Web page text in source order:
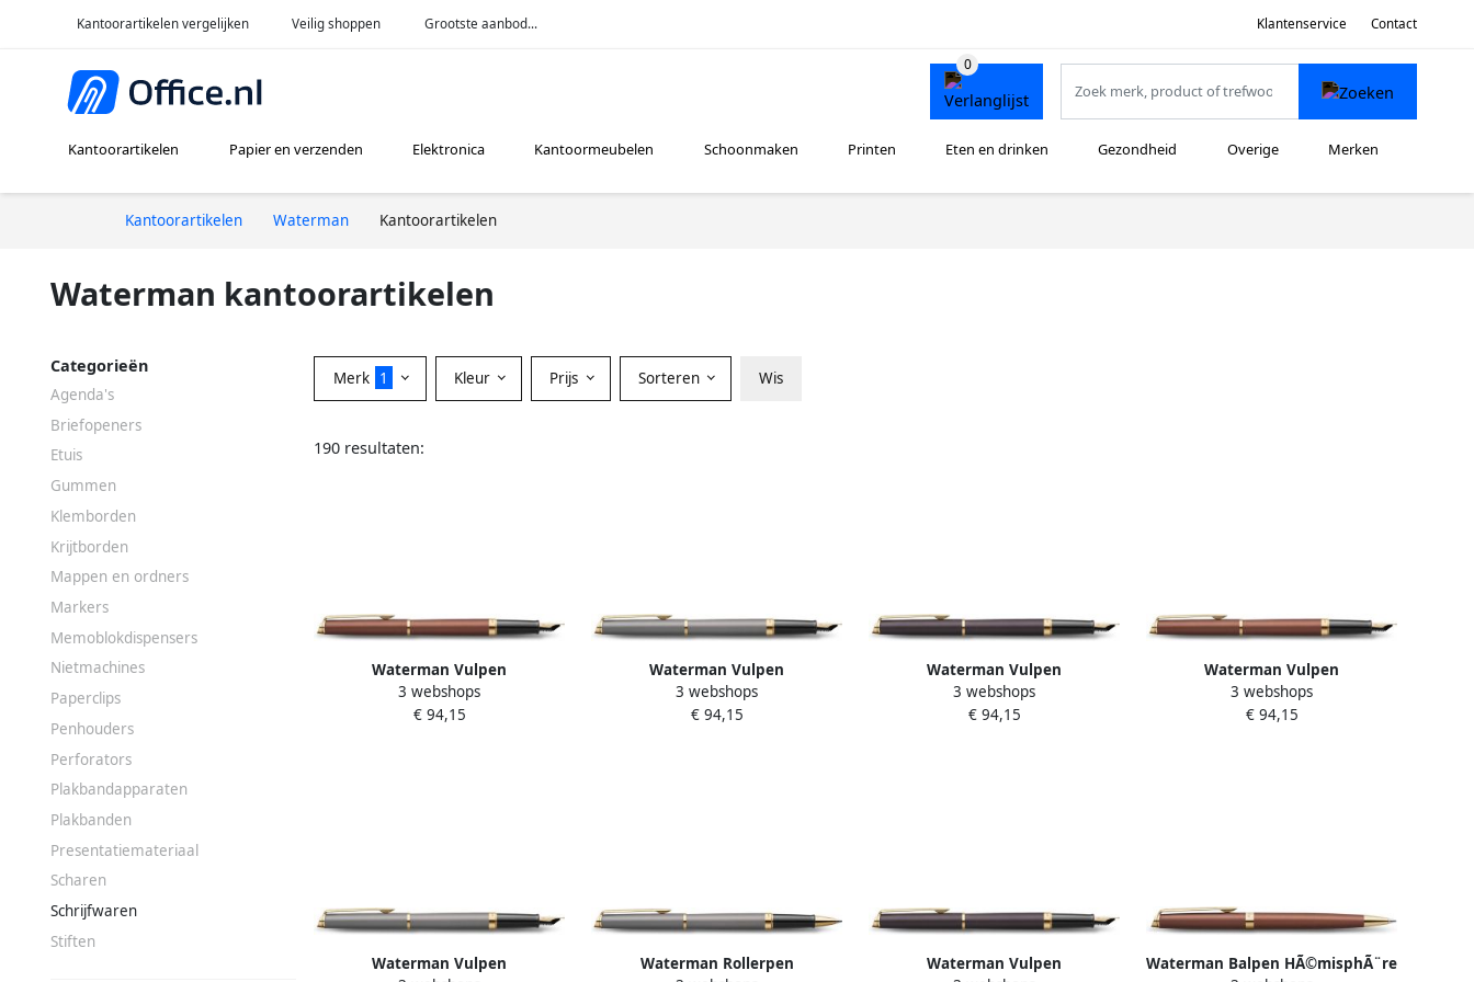
Kantoorartikelen vergelijken Veilig shoppen Grootste aanbod... Klantenservice Contact
Kantoorartikelen Papier en verzenden Elektronica Kantoormeubelen Schoonmaken Printen Eten en drinken Gezondheid Overige Merken
Kantoorartikelen Waterman Kantoorartikelen
Waterman kantoorartikelen
Categorieën
Agenda's
Briefopeners
Etuis
Gummen
Klemborden
Krijtborden
Mappen en ordners
Markers
Memoblokdispensers
Nietmachines
Paperclips
Penhouders
Perforators
Plakbandapparaten
Plakbanden
Presentatiemateriaal
Scharen
Schrijfwaren
Stiften
Merk 1 Kleur Prijs Sorteren Wis
190 resultaten:
Waterman Vulpen
HÃ©misphÃ¨re Fashion Colors
metallic copper GT medium
3 webshops
€ 94,15
Waterman Vulpen
HÃ©misphÃ¨re Fashion Colors
metallic grey GT medium
3 webshops
€ 94,15
Waterman Vulpen
HÃ©misphÃ¨re Fashion Colors
metallic black GT medium
3 webshops
€ 94,15
Waterman Vulpen
HÃ©misphÃ¨re Fashion Colors
metallic copper GT fijn
3 webshops
€ 94,15
Waterman Vulpen
Waterman Rollerpen
Waterman Vulpen
Waterman Balpen HÃ©misphÃ¨re